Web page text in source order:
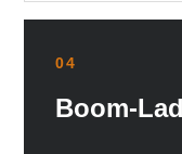
04
Boom-